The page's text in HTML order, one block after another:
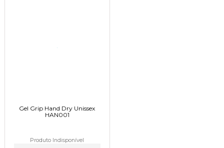
Gel Grip Hand Dry Unissex
HAN001
Produto Indisponível